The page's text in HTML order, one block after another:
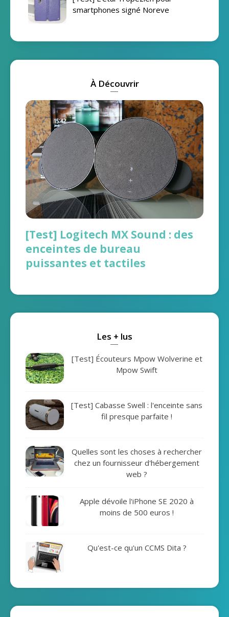
smartphones signé Noreve
À Découvrir
[Test] Logitech MX Sound : des
enceintes de bureau
puissantes et tactiles
Les + lus
[Test] Écouteurs Mpow Wolverine et
Mpow Swift
[Test] Cabasse Swell : l'enceinte sans
fil presque parfaite !
Quelles sont les choses à rechercher
chez un fournisseur d'hébergement
web ?
Apple dévoile l'iPhone SE 2020 à
moins de 500 euros !
Qu'est-ce qu'un CCMS Dita ?